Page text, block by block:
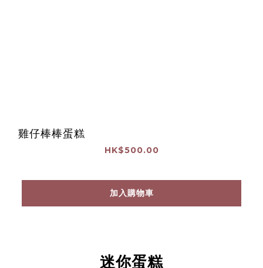
雞仔棒棒蛋糕
HK$500.00
加入購物車
迷你蛋糕